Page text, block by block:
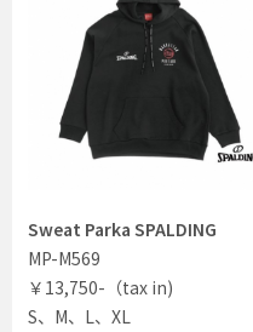
Sweat Parka SPALDING
MP-M569
￥13,750-（tax in)
S、M、L、XL